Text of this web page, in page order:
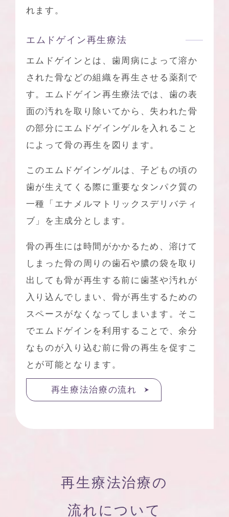
れます。
エムドゲイン再生療法
エムドゲインとは、歯周病によって溶か
された骨などの組織を再生させる薬剤で
す。エムドゲイン再生療法では、歯の表
面の汚れを取り除いてから、失われた骨
の部分にエムドゲインゲルを入れること
によって骨の再生を図ります。
このエムドゲインゲルは、子どもの頃の
歯が生えてくる際に重要なタンパク質の
一種「エナメルマトリックスデリバティ
ブ」を主成分とします。
骨の再生には時間がかかるため、溶けて
しまった骨の周りの歯石や膿の袋を取り
出しても骨が再生する前に歯茎や汚れが
入り込んでしまい、骨が再生するための
スペースがなくなってしまいます。そこ
でエムドゲインを利用することで、余分
なものが入り込む前に骨の再生を促すこ
とが可能となります。
再生療法治療の流れ
再生療法治療の
流れについて